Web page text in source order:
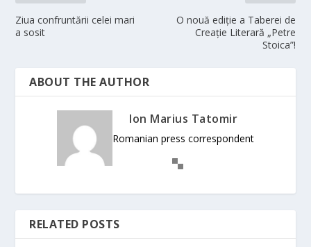
Ziua confruntării celei mari
a sosit
O nouă ediție a Taberei de
Creație Literară „Petre
Stoica”!
ABOUT THE AUTHOR
Ion Marius Tatomir
Romanian press correspondent
RELATED POSTS